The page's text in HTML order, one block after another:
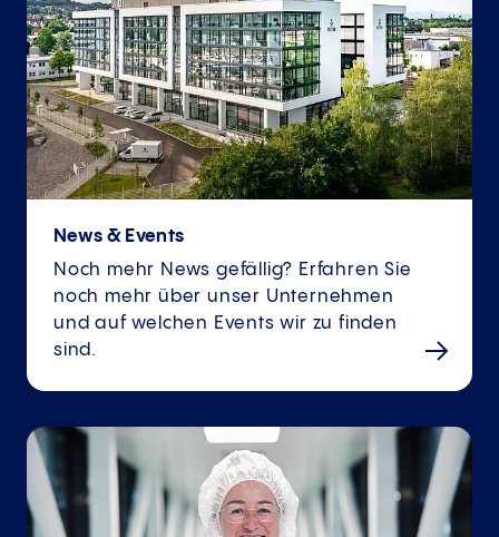
News & Events
Noch mehr News gefällig? Erfahren Sie
noch mehr über unser Unternehmen
und auf welchen Events wir zu finden
sind.